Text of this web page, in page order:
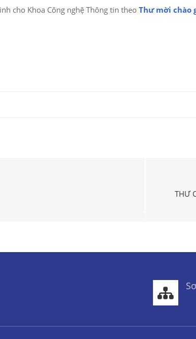
cho Khoa Công nghệ Thông tin theo Thư mời chào
THƯ